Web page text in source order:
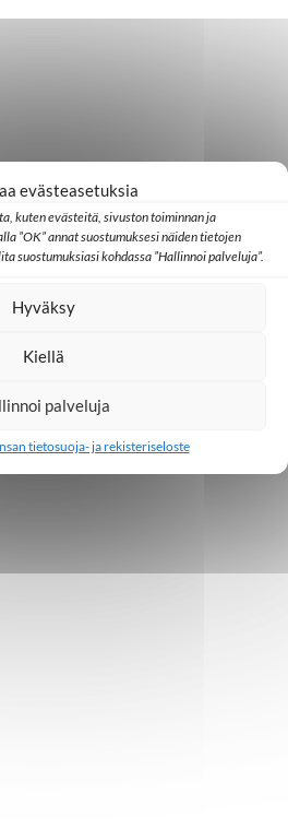
evästeasetuksia
kuten evästeitä, sivuston toiminnan ja
”OK” annat suostumuksesi näiden tietojen
suostumuksiasi kohdassa ”Hallinnoi palveluja”.
Hyväksy
Kiellä
palveluja
tietosuoja- ja rekisteriseloste